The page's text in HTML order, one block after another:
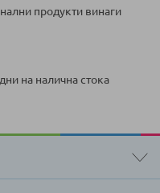
продукти винаги
на налична стока